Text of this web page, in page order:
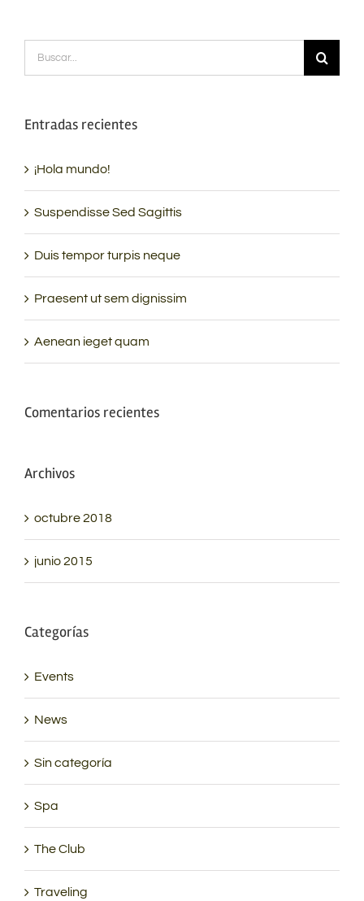
Buscar:
Entradas recientes
¡Hola mundo!
Suspendisse Sed Sagittis
Duis tempor turpis neque
Praesent ut sem dignissim
Aenean ieget quam
Comentarios recientes
Archivos
octubre 2018
junio 2015
Categorías
Events
News
Sin categoría
Spa
The Club
Traveling